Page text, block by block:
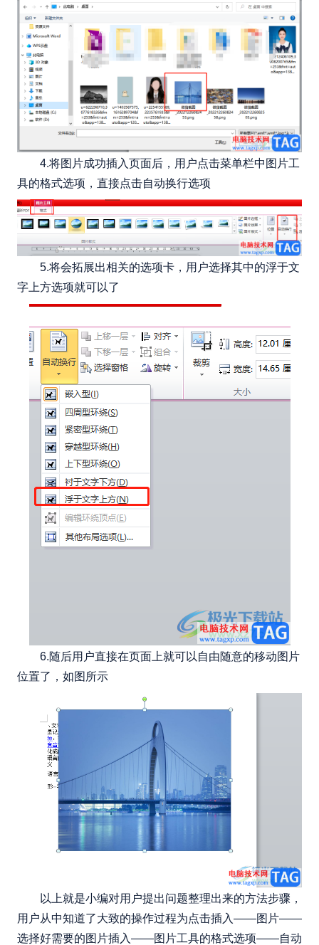
4.将图片成功插入页面后，用户点击菜单栏中图片工
具的格式选项，直接点击自动换行选项
5.将会拓展出相关的选项卡，用户选择其中的浮于文
字上方选项就可以了
6.随后用户直接在页面上就可以自由随意的移动图片
位置了，如图所示
以上就是小编对用户提出问题整理出来的方法步骤，
用户从中知道了大致的操作过程为点击插入——图片——
选择好需要的图片插入——图片工具的格式选项——自动